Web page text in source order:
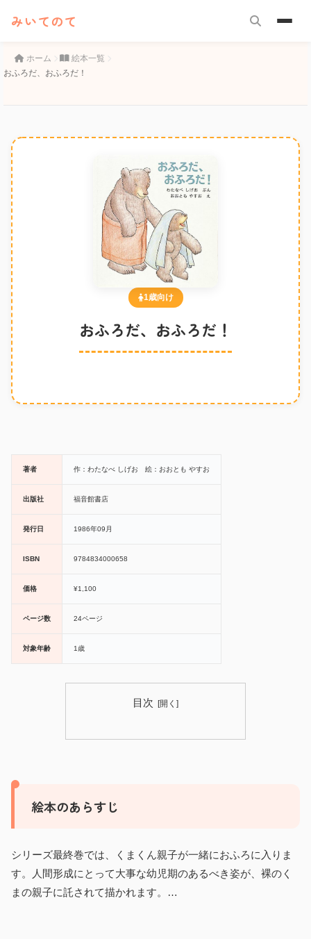
みいてのて
ホーム
絵本一覧
おふろだ、おふろだ！
1歳向け
おふろだ、おふろだ！
著者 作：わたなべ しげお 絵：おおとも やすお
出版社 福音館書店
発行日 1986年09月
ISBN 9784834000658
価格 ¥1,100
ページ数 24ページ
対象年齢 1歳
目次
絵本のあらすじ
シリーズ最終巻では、くまくん親子が一緒におふろに入りま
す。人間形成にとって大事な幼児期のあるべき姿が、裸のく
まの親子に託されて描かれます。…